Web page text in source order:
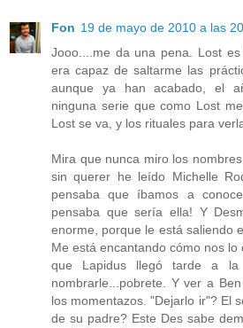
Fon 19 de mayo de 2010 a las
Jooo....me da una pena. Lost
era capaz de saltarme las
aunque ya han acabado, el
ninguna serie que como Lost
Lost se va, y los rituales para
Mira que nunca miro los
sin querer he leído Michelle
pensaba que íbamos a
pensaba que sería ella! Y
enorme, porque le está saliendo
Me está encantando cómo nos lo
que Lapidus llegó tarde a
nombrarle...pobrete. Y ver a
los momentazos. "Dejarlo ir"? El
de su padre? Este Des sabe